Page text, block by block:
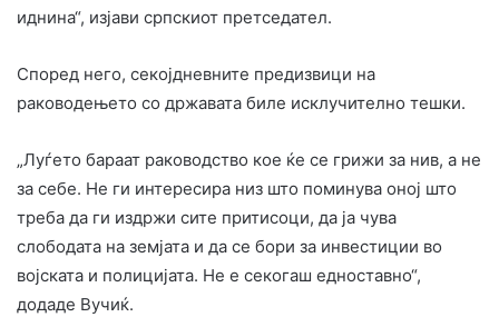
иднина“, изјави српскиот претседател.
Според него, секојдневните предизвици на
раководењето со државата биле исклучително тешки.
„Луѓето бараат раководство кое ќе се грижи за нив, а не
за себе. Не ги интересира низ што поминува оној што
треба да ги издржи сите притисоци, да ја чува
слободата на земјата и да се бори за инвестиции во
војската и полицијата. Не е секогаш едноставно“,
додаде Вучиќ.